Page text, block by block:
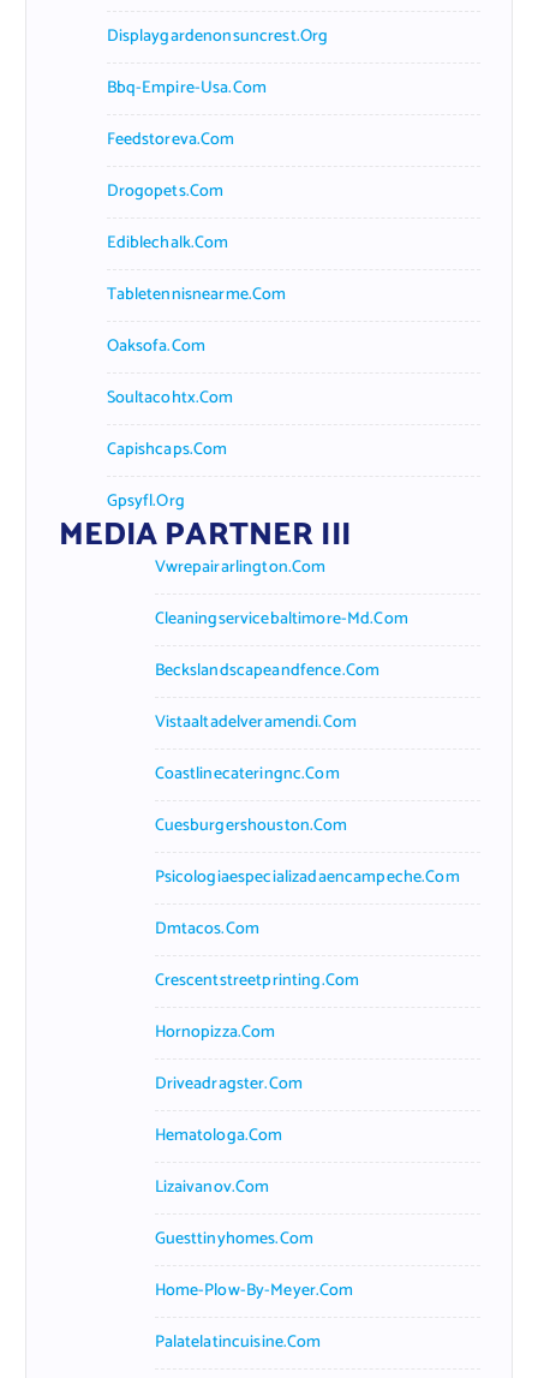
Displaygardenonsuncrest.org
Bbq-Empire-Usa.com
Feedstoreva.com
Drogopets.com
Ediblechalk.com
Tabletennisnearme.com
Oaksofa.com
Soultacohtx.com
Capishcaps.com
Gpsyfl.org
MEDIA PARTNER III
Vwrepairarlington.com
Cleaningservicebaltimore-Md.com
Beckslandscapeandfence.com
Vistaaltadelveramendi.com
Coastlinecateringnc.com
Cuesburgershouston.com
Psicologiaespecializadaencampeche.com
Dmtacos.com
Crescentstreetprinting.com
Hornopizza.com
Driveadragster.com
Hematologa.com
Lizaivanov.com
Guesttinyhomes.com
Home-Plow-By-Meyer.com
Palatelatincuisine.com